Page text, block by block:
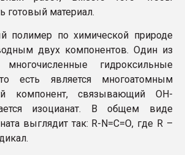
готовый материал.
полимер по химической природе
двух компонентов. Один из
гидроксильные
есть является многоатомным
компонент, связывающий ОН-
изоцианат. В общем виде
выглядит так: R-N=С=О, где R –